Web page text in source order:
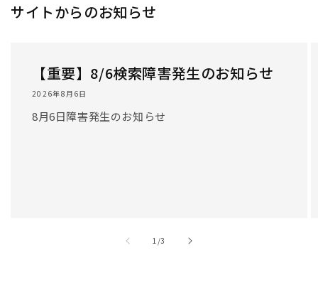
サイトからのお知らせ
【重要】8/6検索障害発生のお知らせ
2026年8月6日
8月6日障害発生のお知らせ
1 //3